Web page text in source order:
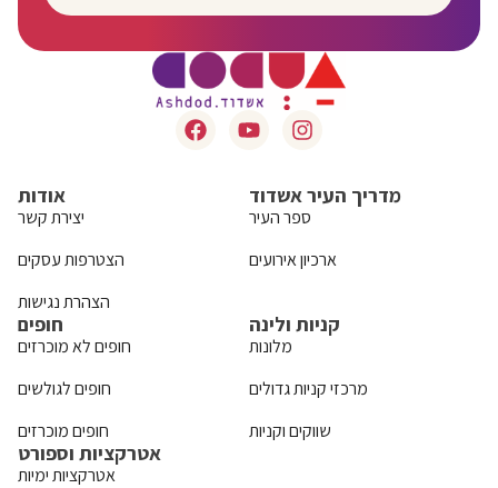
אודות
יצירת קשר
הצטרפות עסקים
הצהרת נגישות
מדריך העיר אשדוד
ספר העיר
ארכיון אירועים
חופים
חופים לא מוכרזים
חופים לגולשים
חופים מוכרזים
קניות ולינה
מלונות
מרכזי קניות גדולים
שווקים וקניות
אטרקציות וספורט
אטרקציות ימיות